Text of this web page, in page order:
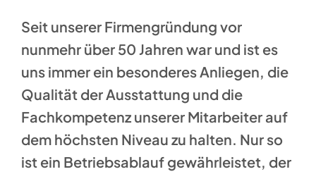
Seit unserer Firmengründung vor
nunmehr über 50 Jahren war und ist es
uns immer ein besonderes Anliegen, die
Qualität der Ausstattung und die
Fachkompetenz unserer Mitarbeiter auf
dem höchsten Niveau zu halten. Nur so
ist ein Betriebsablauf gewährleistet, der